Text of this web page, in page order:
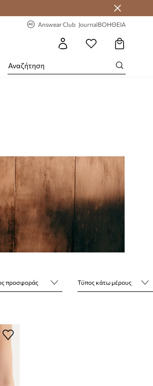
Answear Club JournalΒΟΗΘΕΙΑ
προσφοράς Τύπος κάτω μέρους